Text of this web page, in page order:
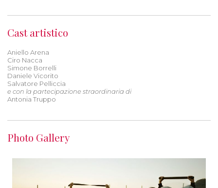
Cast artistico
Aniello Arena
Ciro Nacca
Simone Borrelli
Daniele Vicorito
Salvatore Pelliccia
e con la partecipazione straordinaria di
Antonia Truppo
Photo Gallery